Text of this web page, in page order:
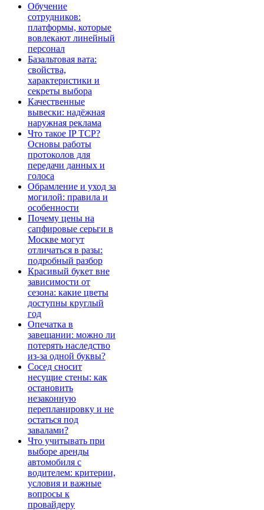
Обучение
сотрудников:
платформы, которые
вовлекают линейный
персонал
Базальтовая вата:
свойства,
характеристики и
секреты выбора
Качественные
вывески: надёжная
наружная реклама
Что такое IP TCP?
Основы работы
протоколов для
передачи данных и
голоса
Обрамление и уход за
могилой: правила и
особенности
Почему цены на
сапфировые серьги в
Москве могут
отличаться в разы:
подробный разбор
Красивый букет вне
зависимости от
сезона: какие цветы
доступны круглый
год
Опечатка в
завещании: можно ли
потерять наследство
из-за одной буквы?
Сосед сносит
несущие стены: как
остановить
незаконную
перепланировку и не
остаться под
завалами?
Что учитывать при
выборе аренды
автомобиля с
водителем: критерии,
условия и важные
вопросы к
провайдеру